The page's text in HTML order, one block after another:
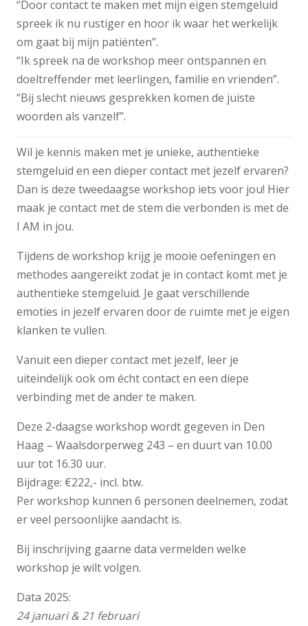
“Door contact te maken met mijn eigen stemgeluid
spreek ik nu rustiger en hoor ik waar het werkelijk
om gaat bij mijn patiënten”.
“Ik spreek na de workshop meer ontspannen en
doeltreffender met leerlingen, familie en vrienden”.
“Bij slecht nieuws gesprekken komen de juiste
woorden als vanzelf”.
Wil je kennis maken met je unieke, authentieke
stemgeluid en een dieper contact met jezelf ervaren?
Dan is deze tweedaagse workshop iets voor jou! Hier
maak je contact met de stem die verbonden is met de
I AM in jou.
Tijdens de workshop krijg je mooie oefeningen en
methodes aangereikt zodat je in contact komt met je
authentieke stemgeluid. Je gaat verschillende
emoties in jezelf ervaren door de ruimte met je eigen
klanken te vullen.
Vanuit een dieper contact met jezelf, leer je
uiteindelijk ook om écht contact en een diepe
verbinding met de ander te maken.
Deze 2-daagse workshop wordt gegeven in Den
Haag – Waalsdorperweg 243 – en duurt van 10.00
uur tot 16.30 uur.
Bijdrage: €222,- incl. btw.
Per workshop kunnen 6 personen deelnemen, zodat
er veel persoonlijke aandacht is.
Bij inschrijving gaarne data vermelden welke
workshop je wilt volgen.
Data 2025:
24 januari & 21 februari